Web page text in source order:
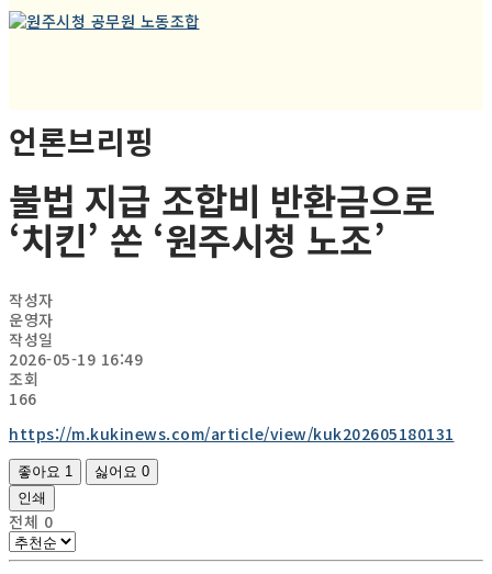
언론브리핑
불법 지급 조합비 반환금으로
‘치킨’ 쏜 ‘원주시청 노조’
작성자
운영자
작성일
2026-05-19 16:49
조회
166
https://m.kukinews.com/article/view/kuk202605180131
좋아요 1 싫어요 0
인쇄
전체 0